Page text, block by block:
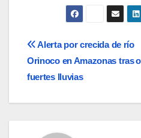
Navegación
de
entradas
Alerta por crecida de río
Orinoco en Amazonas tras
fuertes lluvias